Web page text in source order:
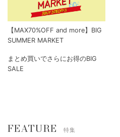
【MAX70%OFF and more】BIG
SUMMER MARKET
まとめ買いでさらにお得のBIG
SALE
FEATURE 特集